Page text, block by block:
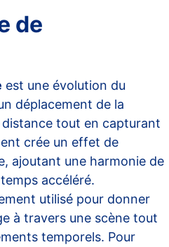
de
est une évolution du
déplacement de la
tout en capturant
crée un effet de
ajoutant une harmonie de
accéléré.
utilisé pour donner
à travers une scène tout
temporels. Pour